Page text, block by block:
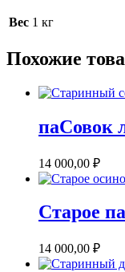
Вес 1 кг
Похожие
паСовок
14 000,00 ₽
Старое
14 000,00 ₽